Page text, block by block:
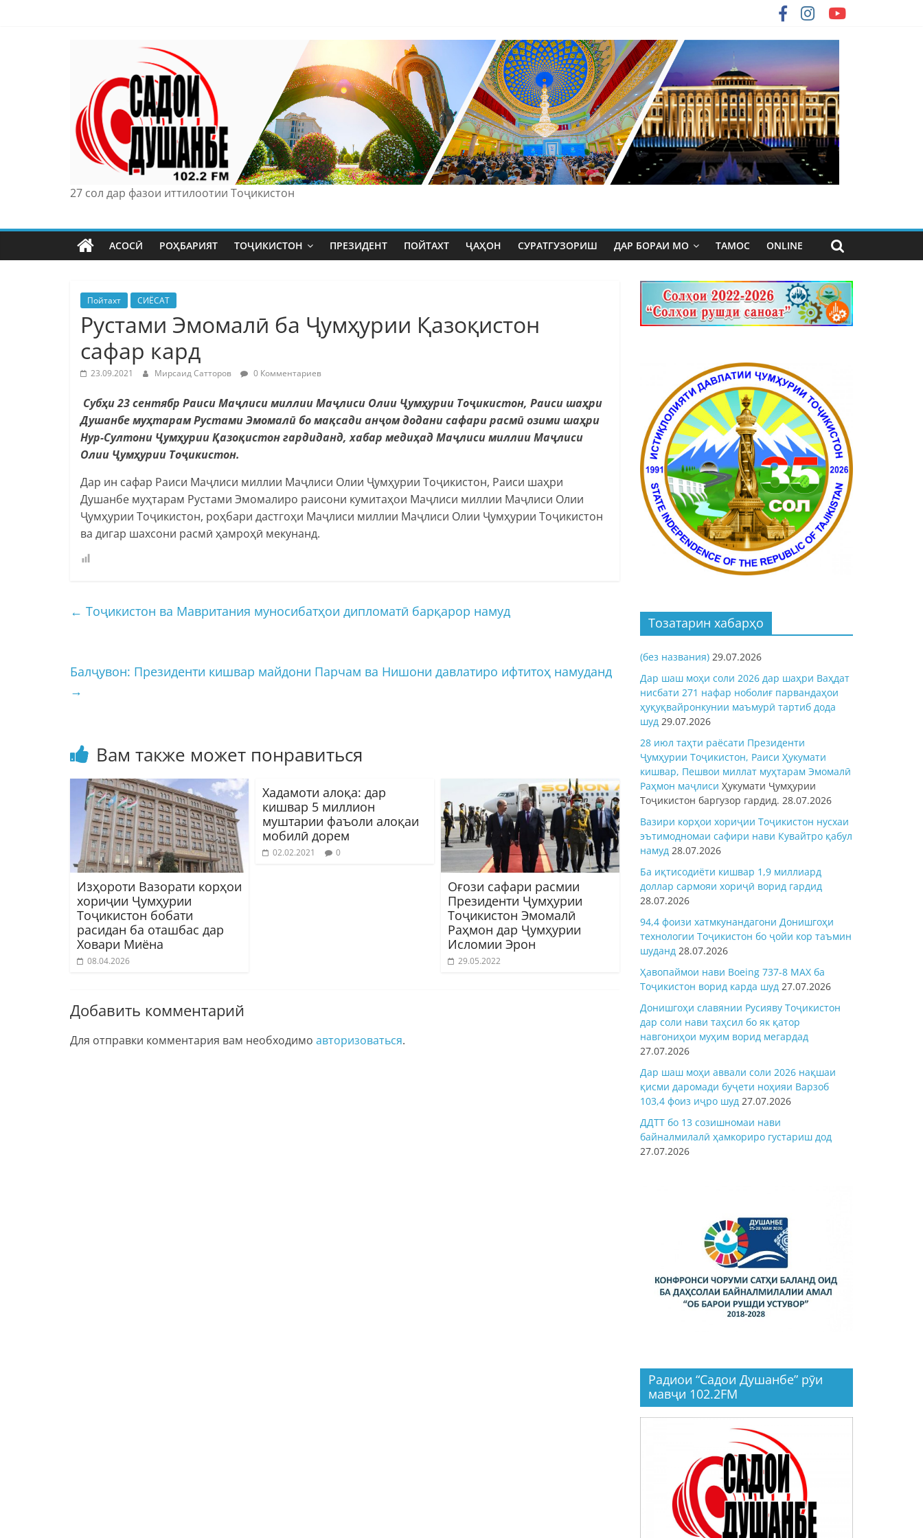
27 сол дар фазои иттилоотии Тоҷикистон
АСОСӢ РОҲБАРИЯТ ТОҶИКИСТОН ПРЕЗИДЕНТ ПОЙТАХТ ҶАҲОН СУРАТГУЗОРИШ ДАР БОРАИ МО ТАМОС ONLINE
Пойтахт СИЁСАТ
Рустами Эмомалӣ ба Ҷумҳурии Қазоқистон
сафар кард
23.09.2021 Мирсаид Сатторов 0 Комментариев
Субҳи 23 сентябр Раиси Маҷлиси миллии Маҷлиси Олии Ҷумҳурии Тоҷикистон, Раиси шаҳри
Душанбе муҳтарам Рустами Эмомалӣ бо мақсади анҷом додани сафари расмӣ озими шаҳри
Нур-Султони Ҷумҳурии Қазоқистон гардиданд, хабар медиҳад Маҷлиси миллии Маҷлиси
Олии Ҷумҳурии Тоҷикистон.
Дар ин сафар Раиси Маҷлиси миллии Маҷлиси Олии Ҷумҳурии Тоҷикистон, Раиси шаҳри
Душанбе муҳтарам Рустами Эмомалиро раисони кумитаҳои Маҷлиси миллии Маҷлиси Олии
Ҷумҳурии Тоҷикистон, роҳбари дастгоҳи Маҷлиси миллии Маҷлиси Олии Ҷумҳурии Тоҷикистон
ва дигар шахсони расмӣ ҳамроҳӣ мекунанд.
← Тоҷикистон ва Мавритания муносибатҳои дипломатӣ барқарор намуд
Балҷувон: Президенти кишвар майдони Парчам ва Нишони давлатиро ифтитоҳ намуданд
→
Вам также может понравиться
Изҳороти Вазорати корҳои
хориҷии Ҷумҳурии
Тоҷикистон бобати
расидан ба оташбас дар
Ховари Миёна
08.04.2026
Хадамоти алоқа: дар
кишвар 5 миллион
муштарии фаъоли алоқаи
мобилӣ дорем
02.02.2021 0
Оғози сафари расмии
Президенти Ҷумҳурии
Тоҷикистон Эмомалӣ
Раҳмон дар Ҷумҳурии
Исломии Эрон
29.05.2022
Добавить комментарий
Для отправки комментария вам необходимо авторизоваться.
Тозатарин хабарҳо
(без названия) 29.07.2026
Дар шаш моҳи соли 2026 дар шаҳри Ваҳдат
нисбати 271 нафар ноболиғ парвандаҳои
ҳуқуқвайронкунии маъмурӣ тартиб дода
шуд 29.07.2026
28 июл таҳти раёсати Президенти
Ҷумҳурии Тоҷикистон, Раиси Ҳукумати
кишвар, Пешвои миллат муҳтарам Эмомалӣ
Раҳмон маҷлиси Ҳукумати Ҷумҳурии
Тоҷикистон баргузор гардид. 28.07.2026
Вазири корҳои хориҷии Тоҷикистон нусхаи
эътимодномаи сафири нави Кувайтро қабул
намуд 28.07.2026
Ба иқтисодиёти кишвар 1,9 миллиард
доллар сармояи хориҷӣ ворид гардид
28.07.2026
94,4 фоизи хатмкунандагони Донишгоҳи
технологии Тоҷикистон бо ҷойи кор таъмин
шуданд 28.07.2026
Ҳавопаймои нави Boeing 737-8 MAX ба
Тоҷикистон ворид карда шуд 27.07.2026
Донишгоҳи славянии Русияву Тоҷикистон
дар соли нави таҳсил бо як қатор
навгониҳои муҳим ворид мегардад
27.07.2026
Дар шаш моҳи аввали соли 2026 нақшаи
қисми даромади буҷети ноҳияи Варзоб
103,4 фоиз иҷро шуд 27.07.2026
ДДТТ бо 13 созишномаи нави
байналмилалӣ ҳамкориро густариш дод
27.07.2026
Радиои “Садои Душанбе” рӯи
мавҷи 102.2FM